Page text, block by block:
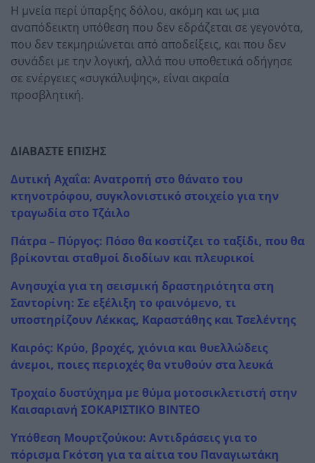
Η μνεία περί ύπαρξης δόλου, ακόμη και ως μια
αναπόδεικτη υπόθεση που δεν εδράζεται σε γεγονότα,
που δεν τεκμηριώνεται από αποδείξεις, και που δεν
συνάδει με την λογική, αλλά που υποθετικά οδήγησε
σε ενέργειες «συγκάλυψης», είναι ακραία
προσβλητική.
ΔΙΑΒΑΣΤΕ ΕΠΙΣΗΣ
Δυτική Αχαΐα: Ανατροπή στο θάνατο του
κτηνοτρόφου, συγκλονιστικό στοιχείο για την
τραγωδία στο Τζάιλο
Πάτρα – Πύργος: Πόσο θα κοστίζει το ταξίδι, που θα
βρίκονται σταθμοί διοδίων και πλευρικοί
Ανησυχία για τη σεισμική δραστηριότητα στη
Σαντορίνη: Σε εξέλιξη το φαινόμενο, τι
υποστηρίζουν Λέκκας, Καραστάθης και Τσελέντης
Καιρός: Κρύο, βροχές, χιόνια και θυελλώδεις
άνεμοι, ποιες περιοχές θα ντυθούν στα λευκά
Τροχαίο δυστύχημα με θύμα μοτοσικλετιστή στην
Καισαριανή ΣΟΚΑΡΙΣΤΙΚΟ ΒΙΝΤΕΟ
Υπόθεση Μουρτζούκου: Αντιδράσεις για το
πόρισμα Γκότση για τα αίτια του Παναγιωτάκη